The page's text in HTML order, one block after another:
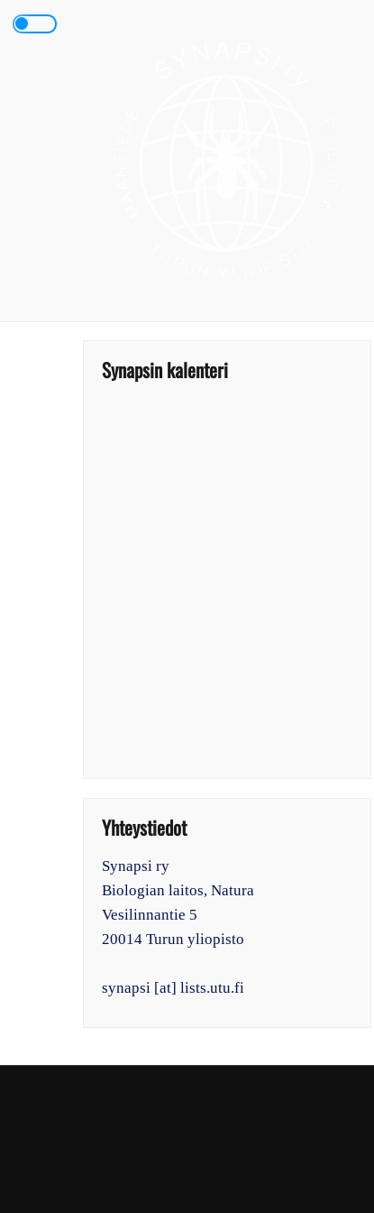
content
Synapsin kalenteri
Yhteystiedot
Synapsi ry
Biologian laitos, Natura
Vesilinnantie 5
20014 Turun yliopisto
synapsi [at] lists.utu.fi